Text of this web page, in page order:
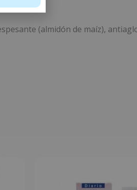
(almidón de maíz),